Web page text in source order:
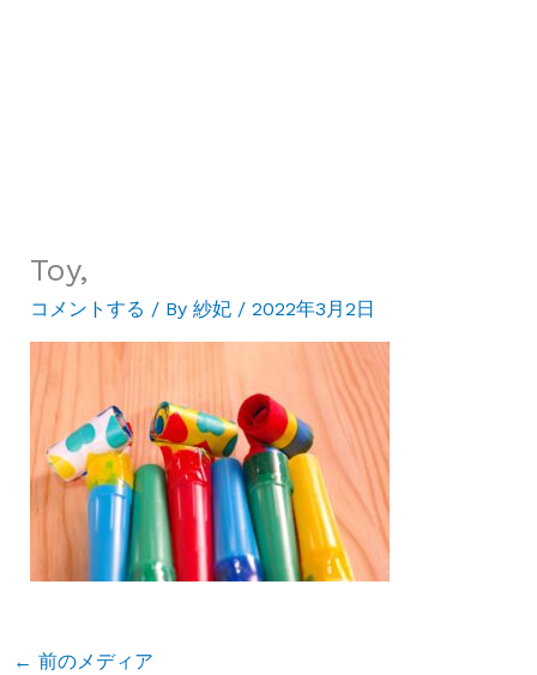
Toy,
コメントする / By 紗妃 / 2022年3月2日
← 前のメディア